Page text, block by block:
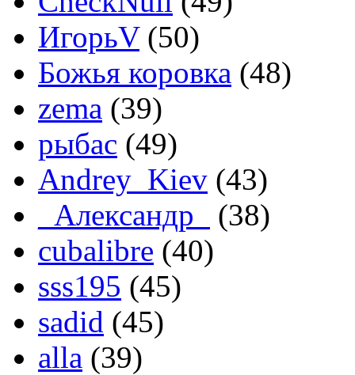
ИгорьV(50)
Божья коровка (48)
zema (39)
рыбас (49)
Andrey_Kiev (43)
_Александр_
(38)
cubalibre (40)
sss195 (45)
sadid (45)
alla (39)